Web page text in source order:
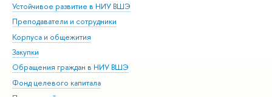
Устойчивое развитие в НИУ ВШЭ
Преподаватели и сотрудники
Корпуса и общежития
Закупки
Обращения граждан в НИУ ВШЭ
Фонд целевого капитала